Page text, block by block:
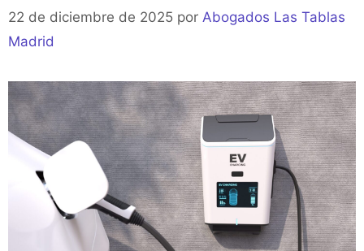
22 de diciembre de 2025 por Abogados Las Tablas
Madrid